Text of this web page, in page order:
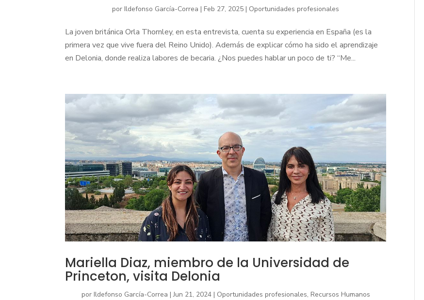
porIldefonso García-Correa |Feb 27, 2025 | Oportunidades profesionales
La joven británica Orla Thornley, en esta entrevista, cuenta su experiencia en España (es la
primera vez que vive fuera del Reino Unido). Además de explicar cómo ha sido el aprendizaje
en Delonia, donde realiza labores de becaria. ¿Nos puedes hablar un poco de ti? “Me...
Mariella Diaz, miembro de la Universidad de
Princeton, visita Delonia
por Ildefonso García-Correa |Jun 21, 2024| Oportunidades profesionales, Recursos Humanos